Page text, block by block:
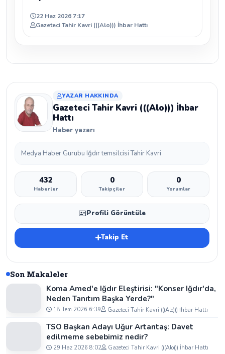
22 Haz 2026 7:17
Gazeteci Tahir Kavri (((Alo))) İhbar Hattı
YAZAR HAKKINDA
Gazeteci Tahir Kavri (((Alo))) İhbar
Hattı
Haber yazarı
Medya Haber Gurubu Iğdır temsilcisi Tahir Kavri
432
Haberler
0
Takipçiler
0
Yorumlar
Profili Görüntüle
Takip Et
Son Makaleler
Koma Amed'e Iğdır Eleştirisi: "Konser Iğdır'da,
Neden Tanıtım Başka Yerde?"
18 Tem 2026 6:39 Gazeteci Tahir Kavri (((Alo))) İhbar Hattı
TSO Başkan Adayı Uğur Artantaş: Davet
edilmeme sebebimiz nedir?
29 Haz 2026 8:02 Gazeteci Tahir Kavri (((Alo))) İhbar Hattı